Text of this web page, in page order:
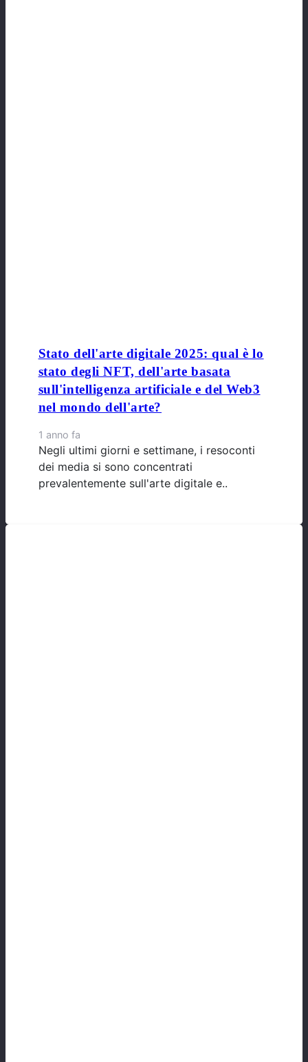
Stato dell'arte digitale 2025: qual è lo
stato degli NFT, dell'arte basata
sull'intelligenza artificiale e del Web3
nel mondo dell'arte?
1 anno fa
Negli ultimi giorni e settimane, i resoconti
dei media si sono concentrati
prevalentemente sull'arte digitale e..